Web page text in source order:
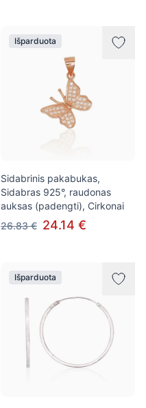
Išparduota
Sidabrinis pakabukas,
Sidabras 925°, raudonas
auksas (padengti), Cirkonai
26.83 € 24.14 €
Išparduota